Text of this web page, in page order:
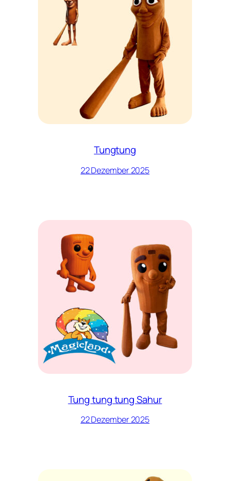
Tungtung
22 Dezember 2025
Tung tung tung Sahur
22 Dezember 2025